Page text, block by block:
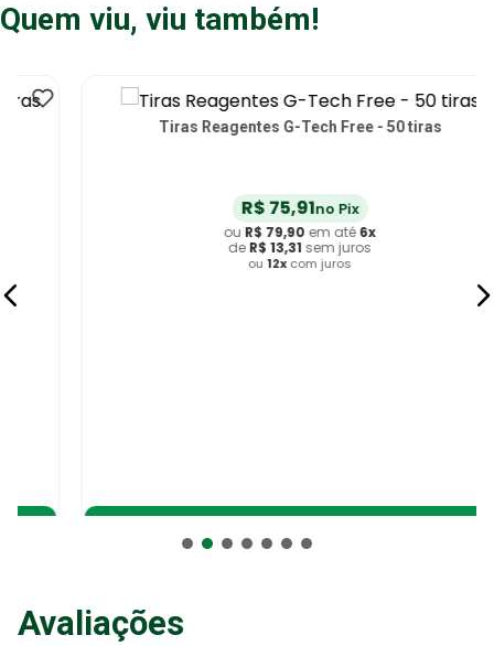
Quem viu, viu também!
Tiras Reagentes G-Tech Free - 50 tiras
75 ,91no Pix
79,90em até 6x
13,31 sem juros
com juros
Avaliações